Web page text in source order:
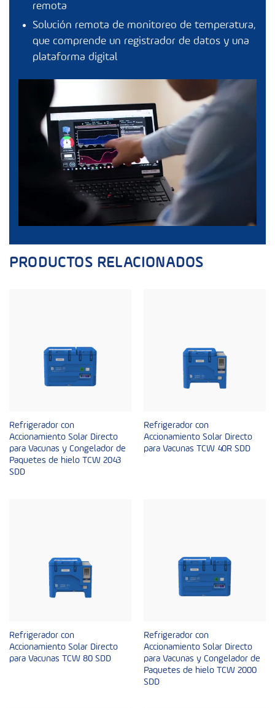
remota
Solución remota de monitoreo de temperatura,
que comprende un registrador de datos y una
plataforma digital
PRODUCTOS RELACIONADOS
Refrigerador con
Accionamiento Solar Directo
para Vacunas y Congelador de
Paquetes de hielo TCW 2043
SDD
Refrigerador con
Accionamiento Solar Directo
para Vacunas TCW 40R SDD
Refrigerador con
Accionamiento Solar Directo
para Vacunas TCW 80 SDD
Refrigerador con
Accionamiento Solar Directo
para Vacunas y Congelador de
Paquetes de hielo TCW 2000
SDD